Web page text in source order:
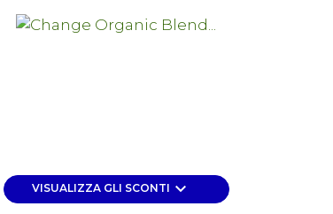
VISUALIZZA GLI SCONTI keyboard_arrow_down